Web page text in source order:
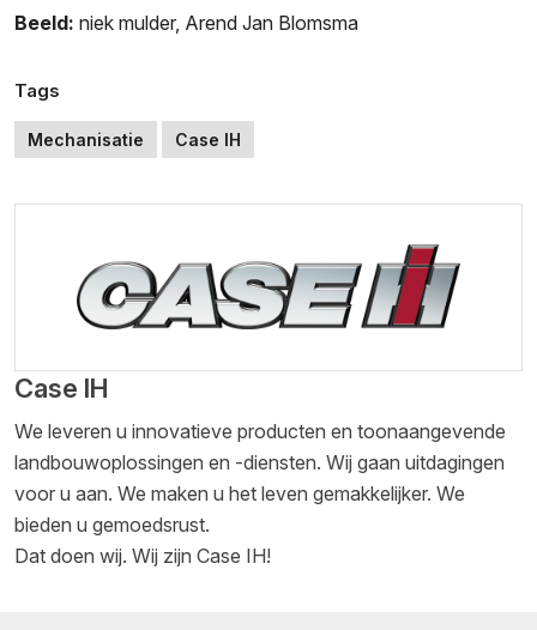
Beeld: niek mulder, Arend Jan Blomsma
Tags
Mechanisatie Case IH
Case IH
We leveren u innovatieve producten en toonaangevende
landbouwoplossingen en -diensten. Wij gaan uitdagingen
voor u aan. We maken u het leven gemakkelijker. We
bieden u gemoedsrust.
Dat doen wij. Wij zijn Case IH!